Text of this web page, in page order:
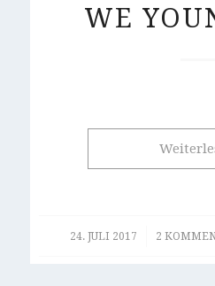
WE
24. JULI 2017
/ 2 /